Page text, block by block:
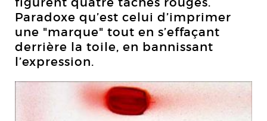
Paradoxe qu’est celui d’imprimer
une "marque" tout en s’effaçant
derrière la toile, en bannissant
l’expression.